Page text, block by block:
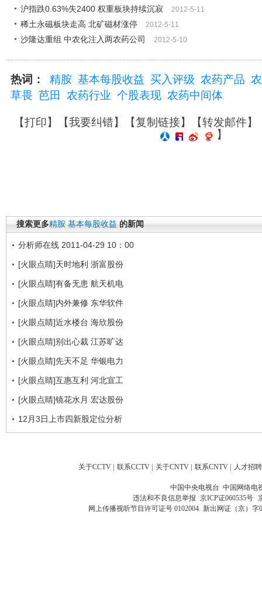
沪指跌0.63%失2400 权重板块持续沉寂 2012-5-11
稀土永磁板块走高 北矿磁材涨停 2012-5-11
沙隆达重组 中农化注入两农药公司 2012-5-10
热词： 精胺 基本每股收益 买入评级 农药产品
草畏 芭田 农药行业 个股表现 农药中间体
【打印】【我要纠错】【复制链接】【转发邮件】
】
搜索更多精胺 基本每股收益 的新闻
分析师在线 2011-04-29 10：00
[火眼点睛]天时地利 浙富股份
[火眼点睛]有备无患 航天机电
[火眼点睛]内外兼修 东华软件
[火眼点睛]近水楼台 海欣股份
[火眼点睛]别出心裁 江苏旷达
[火眼点睛]先天不足 华银电力
[火眼点睛]互惠互利 河北宣工
[火眼点睛]镜花水月 宏达股份
12月3日上市四新股定位分析
关于CCTV | 联系CCTV | 关于CNTV | 联系CNTV | 人才招聘
中国中央电视台 中国网络电
违法和不良信息举报 京ICP证060535号
网上传播视听节目许可证号 0102004 新出网证（京）